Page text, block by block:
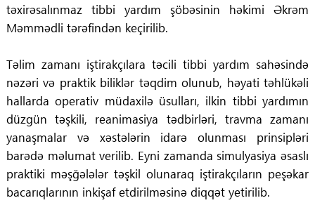
təxirəsalınmaz tibbi yardım şöbəsinin həkimi Əkrəm
Məmmədli tərəfindən keçirilib.
Təlim zamanı iştirakçılara təcili tibbi yardım sahəsində
nəzəri və praktik biliklər təqdim olunub, həyati təhlükəli
hallarda operativ müdaxilə üsulları, ilkin tibbi yardımın
düzgün təşkili, reanimasiya tədbirləri, travma zamanı
yanaşmalar və xəstələrin idarə olunması prinsipləri
barədə məlumat verilib. Eyni zamanda simulyasiya əsaslı
praktiki məşğələlər təşkil olunaraq iştirakçıların peşəkar
bacarıqlarının inkişaf etdirilməsinə diqqət yetirilib.